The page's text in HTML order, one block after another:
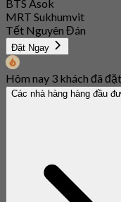
BTS Asok
MRT Sukhumvit
Tết Nguyên Đán
Đặt Ngay
Hôm nay 3 khách đã
Các nhà hàng hàng đầu